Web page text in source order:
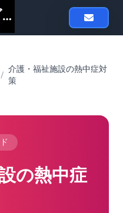
熱中症予防サービスheat119
/
介護・福祉施設の熱中症対
策
の熱中症